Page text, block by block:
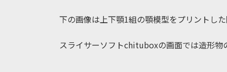
下の画像は上下顎1組の顎模型をプリントし
スライサーソフトchituboxの画面では造形物